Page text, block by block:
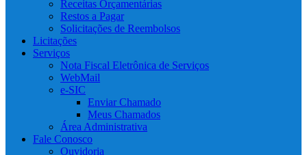
Receitas Orçamentárias
Restos a Pagar
Solicitações de Reembolsos
Licitações
Serviços
Nota Fiscal Eletrônica de Serviços
WebMail
e-SIC
Enviar Chamado
Meus Chamados
Área Administrativa
Fale Conosco
Ouvidoria